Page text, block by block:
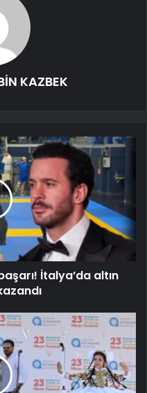
KAZBEK
İtalya’da altın